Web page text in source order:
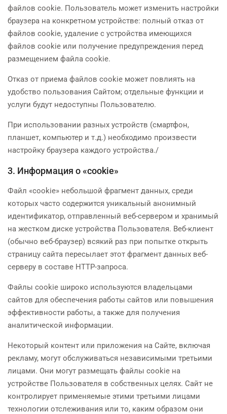
файлов cookie. Пользователь может изменить настройки
браузера на конкретном устройстве: полный отказ от
файлов cookie, удаление с устройства имеющихся
файлов cookie или получение предупреждения перед
размещением файла cookie.
Отказ от приема файлов cookie может повлиять на
удобство пользования Сайтом; отдельные функции и
услуги будут недоступны Пользователю.
При использовании разных устройств (смартфон,
планшет, компьютер и т.д.) необходимо произвести
настройку браузера каждого устройства./
3. Информация о «cookie»
Файл «cookie» небольшой фрагмент данных, среди
которых часто содержится уникальный анонимный
идентификатор, отправленный веб-сервером и хранимый
на жестком диске устройства Пользователя. Веб-клиент
(обычно веб-браузер) всякий раз при попытке открыть
страницу сайта пересылает этот фрагмент данных веб-
серверу в составе HTTP-запроса.
Файлы cookie широко используются владельцами
сайтов для обеспечения работы сайтов или повышения
эффективности работы, а также для получения
аналитической информации.
Некоторый контент или приложения на Сайте, включая
рекламу, могут обслуживаться независимыми третьими
лицами. Они могут размещать файлы cookie на
устройстве Пользователя в собственных целях. Сайт не
контролирует применяемые этими третьими лицами
технологии отслеживания или то, каким образом они